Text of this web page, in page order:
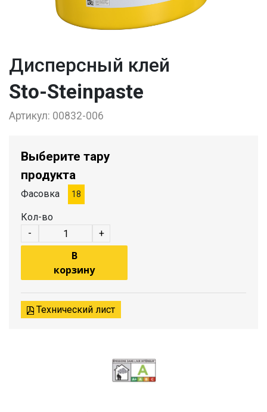
Дисперсный клей
Sto-Steinpaste
Артикул: 00832-006
Выберите тару
продукта
Фасовка 18
Кол-во
-
+
В
корзину
Технический лист